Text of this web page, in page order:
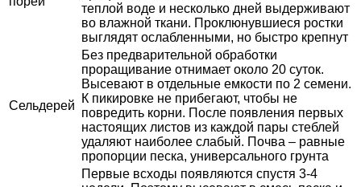
теплой воде и несколько дней выдерживают
во влажной ткани. Проклюнувшиеся ростки
выглядят ослабленными, но быстро крепнут
Сельдерей
Без предварительной обработки
проращивание отнимает около 20 суток.
Высевают в отдельные емкости по 2 семени.
К пикировке не прибегают, чтобы не
повредить корни. После появления первых
настоящих листов из каждой пары стеблей
удаляют наиболее слабый. Почва – равные
пропорции песка, универсального грунта
Первые всходы появляются спустя 3-4